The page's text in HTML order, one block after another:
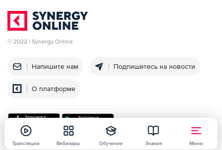
Трансляции Вебинары Обучение Знания Меню
© 2022 | Synergy Online
Напишите нам Подпишитесь на новости
О платформе
Университет Политика конфиденциальности Договор оферты